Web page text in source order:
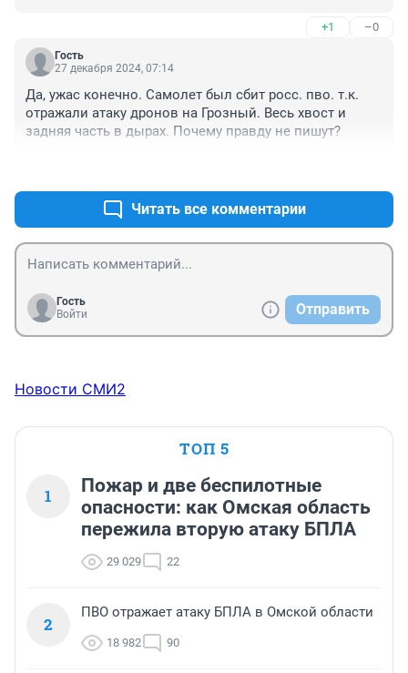
родственникам погибших, здоровья, физического,
психологического, Царствия небесного погибшим.
Всем людям здоровья, МИРА, ДОБРА! Скорейшего
+1 –0
Гость
27 декабря 2024, 07:14
Да, ужас конечно. Самолет был сбит росс. пво. т.к.
отражали атаку дронов на Грозный. Весь хвост и
задняя часть в дырах. Почему правду не пишут?
Читать все комментарии
Гость
Войти
Отправить
Новости СМИ2
ТОП 5
1
Пожар и две беспилотные
опасности: как Омская область
пережила вторую атаку БПЛА
29 029 22
2
ПВО отражает атаку БПЛА в Омской области
18 982 90